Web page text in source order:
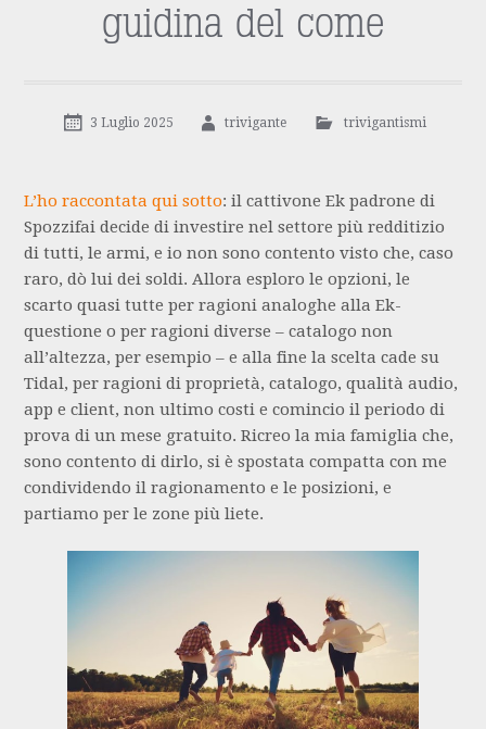
guidina del come
3 Luglio 2025 trivigante trivigantismi
L’ho raccontata qui sotto: il cattivone Ek padrone di
Spozzifai decide di investire nel settore più redditizio
di tutti, le armi, e io non sono contento visto che, caso
raro, dò lui dei soldi. Allora esploro le opzioni, le
scarto quasi tutte per ragioni analoghe alla Ek-
questione o per ragioni diverse – catalogo non
all’altezza, per esempio – e alla fine la scelta cade su
Tidal, per ragioni di proprietà, catalogo, qualità audio,
app e client, non ultimo costi e comincio il periodo di
prova di un mese gratuito. Ricreo la mia famiglia che,
sono contento di dirlo, si è spostata compatta con me
condividendo il ragionamento e le posizioni, e
partiamo per le zone più liete.